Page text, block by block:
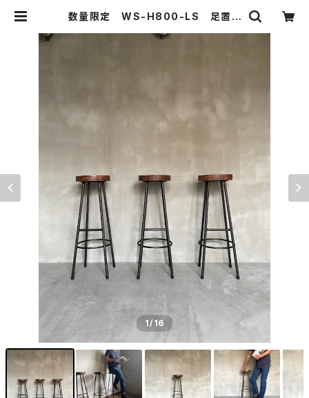
数量限定 WS-H800-LS 足置き
垢材 椅子 カウンターチェアー ス
1/16